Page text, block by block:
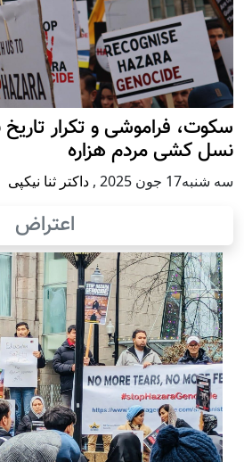
سکوت، فراموشی و تکرار
نسل کشی مردم هزاره
سه شنبه17 جون 2025 , داکتر ثنا نیکپی
اعتراض